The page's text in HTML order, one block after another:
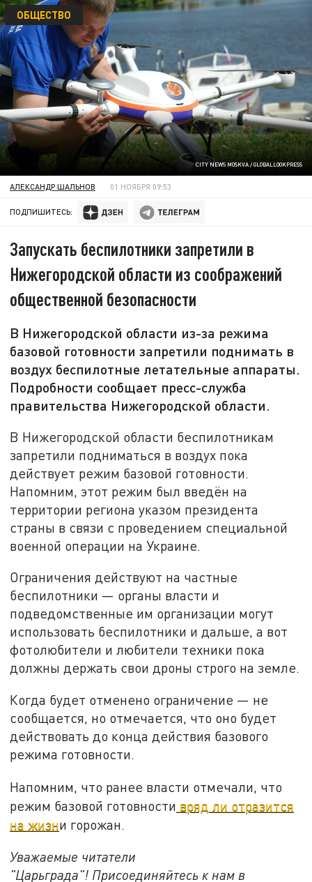
CITY NEWS MOSKVA / GLOBALLOOKPRESS
ОБЩЕСТВО
АЛЕКСАНДР ШАЛЬНОВ 01 НОЯБРЯ 09:53
ПОДПИШИТЕСЬ:
Запускать беспилотники запретили в
Нижегородской области из соображений
общественной безопасности
В Нижегородской области из-за режима
базовой готовности запретили поднимать в
воздух беспилотные летательные аппараты.
Подробности сообщает пресс-служба
правительства Нижегородской области.
В Нижегородской области беспилотникам
запретили подниматься в воздух пока
действует режим базовой готовности.
Напомним, этот режим был введён на
территории региона указом президента
страны в связи с проведением специальной
военной операции на Украине.
Ограничения действуют на частные
беспилотники — органы власти и
подведомственные им организации могут
использовать беспилотники и дальше, а вот
фотолюбители и любители техники пока
должны держать свои дроны строго на земле.
Когда будет отменено ограничение — не
сообщается, но отмечается, что оно будет
действовать до конца действия базового
режима готовности.
Напомним, что ранее власти отмечали, что
режим базовой готовности вряд ли отразится
на жизни горожан.
Уважаемые читатели
"Царьграда"! Присоединяйтесь к нам в